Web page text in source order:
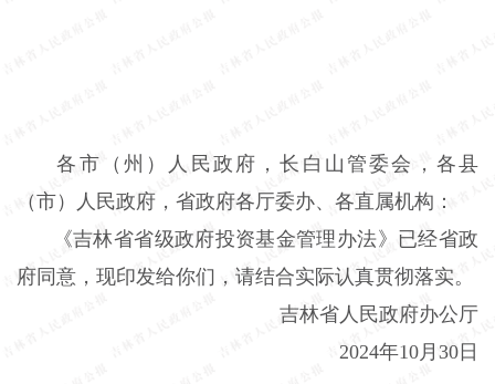
各市（州）人民政府，长白山管委会，各县
（市）人民政府，省政府各厅委办、各直属机构：
《吉林省省级政府投资基金管理办法》已经省政
府同意，现印发给你们，请结合实际认真贯彻落实。
吉林省人民政府办公厅
2024年10月30日